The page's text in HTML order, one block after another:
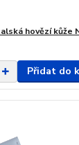
hovězí kůže
Přidat do